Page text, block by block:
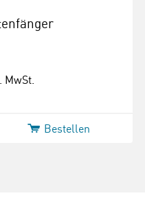
MwSt.
Bestellen